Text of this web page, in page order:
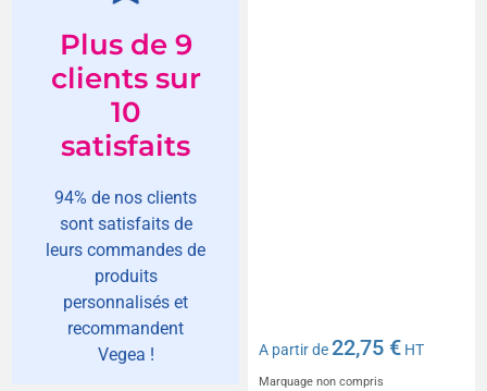
Plus de 9
clients sur
10
satisfaits
94% de nos clients
sont satisfaits de
leurs commandes de
produits
personnalisés et
recommandent
Vegea !
A partir de22,75 € HT
Marquage non compris